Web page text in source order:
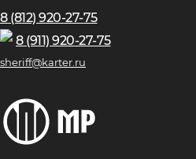
8 (812) 920-27-75
8 (911) 920-27-75
sheriff@karter.ru